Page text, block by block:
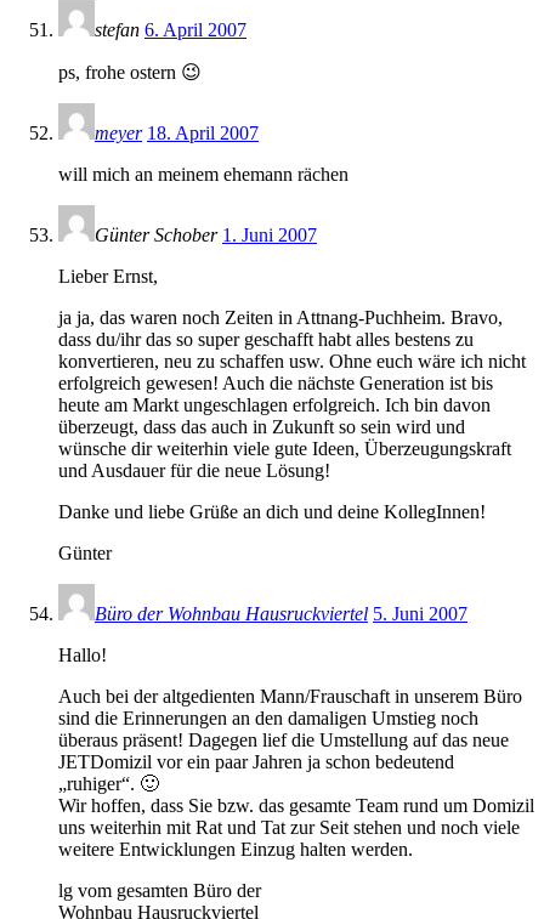
stefan 6. April 2007
ps, frohe ostern 😉
meyer 18. April 2007
will mich an meinem ehemann rächen
Günter Schober 1. Juni 2007
Lieber Ernst,
ja ja, das waren noch Zeiten in Attnang-Puchheim. Bravo,
dass du/ihr das so super geschafft habt alles bestens zu
konvertieren, neu zu schaffen usw. Ohne euch wäre ich nicht
erfolgreich gewesen! Auch die nächste Generation ist bis
heute am Markt ungeschlagen erfolgreich. Ich bin davon
überzeugt, dass das auch in Zukunft so sein wird und
wünsche dir weiterhin viele gute Ideen, Überzeugungskraft
und Ausdauer für die neue Lösung!
Danke und liebe Grüße an dich und deine KollegInnen!
Günter
Büro der Wohnbau Hausruckviertel 5. Juni 2007
Hallo!
Auch bei der altgedienten Mann/Frauschaft in unserem Büro
sind die Erinnerungen an den damaligen Umstieg noch
überaus präsent! Dagegen lief die Umstellung auf das neue
JETDomizil vor ein paar Jahren ja schon bedeutend
„ruhiger“. 🙂
Wir hoffen, dass Sie bzw. das gesamte Team rund um Domizil
uns weiterhin mit Rat und Tat zur Seit stehen und noch viele
weitere Entwicklungen Einzug halten werden.
lg vom gesamten Büro der
Wohnbau Hausruckviertel